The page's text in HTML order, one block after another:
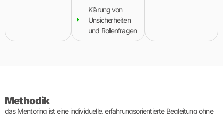
Klärung von
Unsicherheiten
und Rollenfragen
Methodik
das Mentoring ist eine individuelle, erfahrungsorientierte Begleitung ohne